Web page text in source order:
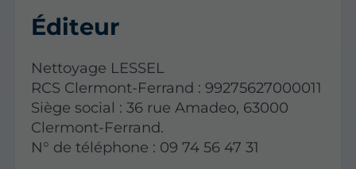
Éditeur
Nettoyage LESSEL
RCS Clermont-Ferrand : 99275627000011
Siège social : 36 rue Amadeo, 63000
Clermont-Ferrand.
N° de téléphone : 09 74 56 47 31